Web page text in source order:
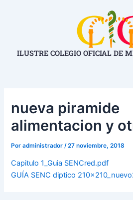
ILUSTRE COLEGIO OFICIAL DE
nueva piramide
alimentacion y
Poradministrador /27 noviembre, 2018
Capitulo 1_Guia SENCred.pdf
GUÍA SENC diptico